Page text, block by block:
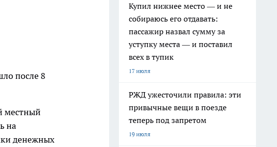
после 8
местный
на
денежных
Купил нижнее место — и не
собираюсь его отдавать:
пассажир назвал сумму за
уступку места — и поставил
всех в тупик
17 июля
РЖД ужесточили правила: эти
привычные вещи в поезде
теперь под запретом
19 июля